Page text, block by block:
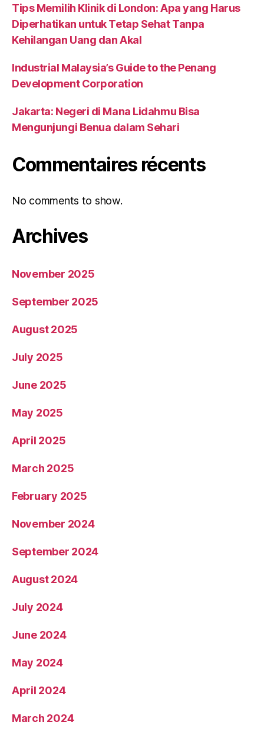
Tips Memilih Klinik di London: Apa yang Harus
Diperhatikan untuk Tetap Sehat Tanpa
Kehilangan Uang dan Akal
Industrial Malaysia’s Guide to the Penang
Development Corporation
Jakarta: Negeri di Mana Lidahmu Bisa
Mengunjungi Benua dalam Sehari
Commentaires récents
No comments to show.
Archives
November 2025
September 2025
August 2025
July 2025
June 2025
May 2025
April 2025
March 2025
February 2025
November 2024
September 2024
August 2024
July 2024
June 2024
May 2024
April 2024
March 2024